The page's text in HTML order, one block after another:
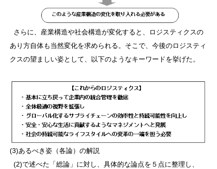
さらに、産業構造や社会構造が変化すると、ロジスティクスの
あり方自体も当然変化を求められる。そこで、今後のロジスティ
クスの望ましい姿として、以下のようなキーワードを挙げた。
(3)あるべき姿（各論）の解説
(2)で述べた「総論」に対し、具体的な論点を５点に整理し、